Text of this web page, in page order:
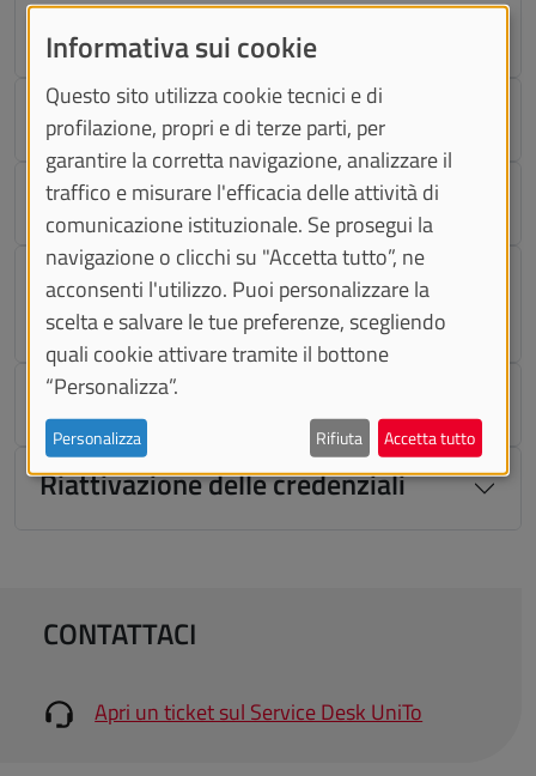
Login alla MyUniTo
Posta elettronica (Webmail)
WiFi dell'Università
Custodia delle credenziali di
autenticazione
Disabilitazione all’accesso ai servizi
Riattivazione delle credenziali
CONTATTACI
Apri un ticket sul Service Desk UniTo
Informativa sui cookie
Questo sito utilizza cookie tecnici e di
profilazione, propri e di terze parti, per
garantire la corretta navigazione, analizzare il
traffico e misurare l'efficacia delle attività di
comunicazione istituzionale. Se prosegui la
navigazione o clicchi su "Accetta tutto”, ne
acconsenti l'utilizzo. Puoi personalizzare la
scelta e salvare le tue preferenze, scegliendo
quali cookie attivare tramite il bottone
“Personalizza”.
Personalizza Rifiuta Accetta tutto